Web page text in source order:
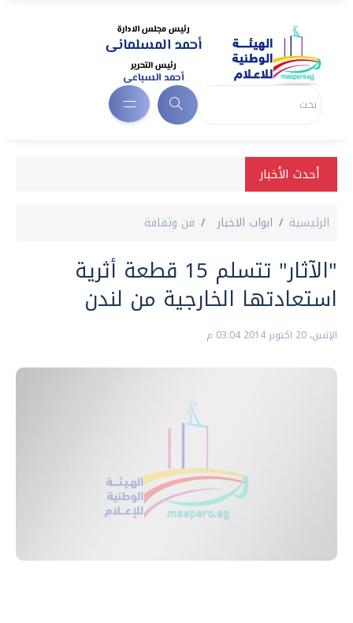
أحدث الأخبار
الرئيسية ابواب الاخبار فن وثقافة
"الآثار" تتسلم 15 قطعة أثرية
استعادتها الخارجية من لندن
الإثنين، 20 اكتوبر 2014 03:04 م